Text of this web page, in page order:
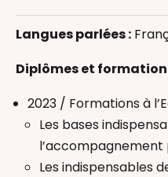
Bain Enveloppé
Massage bébé
Thérapeutique Bain
Langues parlées :
Diplômes et
2023 / Formations à
Les bases
Les indispensables